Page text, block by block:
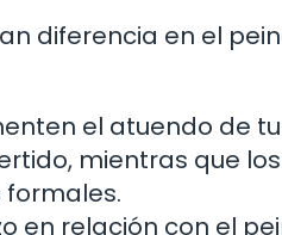
diferencia en el
el atuendo de tu
mientras que
en relación con el